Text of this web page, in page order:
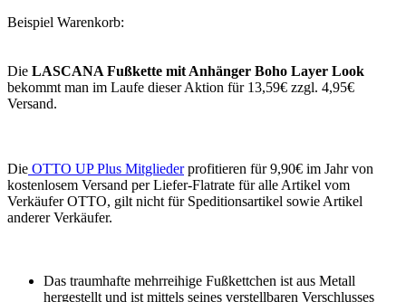
Beispiel Warenkorb:
Die LASCANA Fußkette mit Anhänger Boho Layer Look
bekommt man im Laufe dieser Aktion für 13,59€ zzgl. 4,95€
Versand.
Die OTTO UP Plus Mitgliederprofitieren für 9,90€ im Jahr von
kostenlosem Versand per Liefer-Flatrate für alle Artikel vom
Verkäufer OTTO, gilt nicht für Speditionsartikel sowie Artikel
anderer Verkäufer.
Das traumhafte mehrreihige Fußkettchen ist aus Metall
hergestellt und ist mittels seines verstellbaren Verschlusses